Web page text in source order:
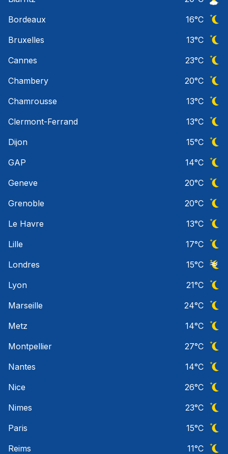
Bordeaux
16°C
Bruxelles
13°C
Cannes
23°C
Chambery
20°C
Chamrousse
13°C
Clermont-Ferrand
13°C
Dijon
15°C
GAP
14°C
Geneve
20°C
Grenoble
20°C
Le Havre
13°C
Lille
17°C
Londres
15°C
Lyon
21°C
Marseille
24°C
Metz
14°C
Montpellier
27°C
Nantes
14°C
Nice
26°C
Nimes
23°C
Paris
15°C
Reims
11°C